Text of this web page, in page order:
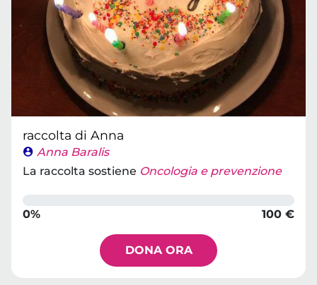
raccolta di Anna
Anna Baralis
La raccolta sostiene Oncologia e prevenzione
0% 100 €
DONA ORA